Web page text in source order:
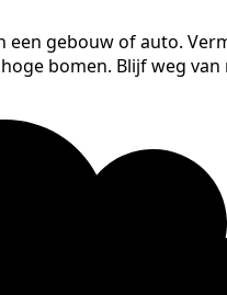
een gebouw of auto.
bomen. Blijf weg van